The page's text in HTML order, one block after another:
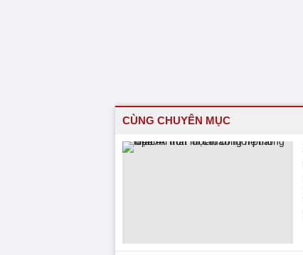
CÙNG CHUYÊN MỤC